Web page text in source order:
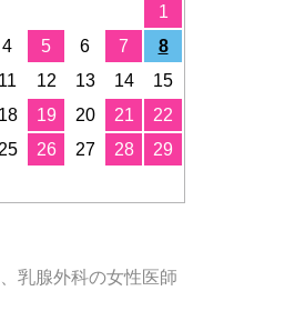
1
4 5 6 7
8
11 12 13 14
15
18 19 20 21
22
25 26 27 28
29
乳腺外科の女性医師